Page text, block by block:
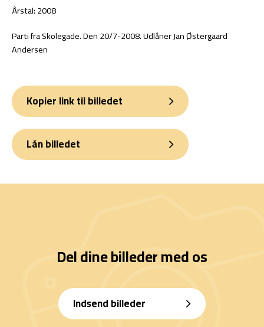
Årstal: 2008
Parti fra Skolegade. Den 20/7-2008. Udlåner Jan Østergaard
Andersen
Kopier link til billedet
Lån billedet
Del dine billeder med os
Indsend billeder